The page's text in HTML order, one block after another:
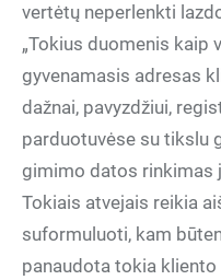
vertėtų neperlenkti
„Tokius duomenis kaip
gyvenamasis adresas
dažnai, pavyzdžiui,
parduotuvėse su tikslu
gimimo datos rinkimas
Tokiais atvejais reikia
suformuluoti, kam
panaudota tokia